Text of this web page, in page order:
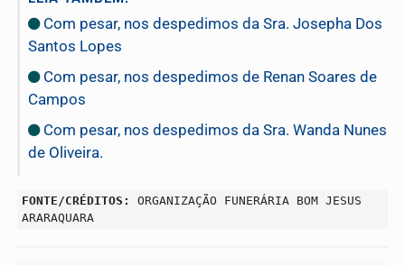
Com pesar, nos despedimos da Sra. Josepha Dos
Santos Lopes
Com pesar, nos despedimos de Renan Soares de
Campos
Com pesar, nos despedimos da Sra. Wanda Nunes
de Oliveira.
FONTE/CRÉDITOS:
ORGANIZAÇÃO FUNERÁRIA BOM JESUS
ARARAQUARA